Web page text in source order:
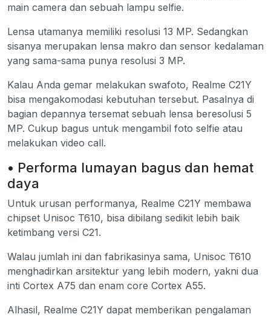
main camera dan sebuah lampu selfie.
Lensa utamanya memiliki resolusi 13 MP. Sedangkan
sisanya merupakan lensa makro dan sensor kedalaman
yang sama-sama punya resolusi 3 MP.
Kalau Anda gemar melakukan swafoto, Realme C21Y
bisa mengakomodasi kebutuhan tersebut. Pasalnya di
bagian depannya tersemat sebuah lensa beresolusi 5
MP. Cukup bagus untuk mengambil foto selfie atau
melakukan video call.
• Performa lumayan bagus dan hemat
daya
Untuk urusan performanya, Realme C21Y membawa
chipset Unisoc T610, bisa dibilang sedikit lebih baik
ketimbang versi C21.
Walau jumlah ini dan fabrikasinya sama, Unisoc T610
menghadirkan arsitektur yang lebih modern, yakni dua
inti Cortex A75 dan enam core Cortex A55.
Alhasil, Realme C21Y dapat memberikan pengalaman